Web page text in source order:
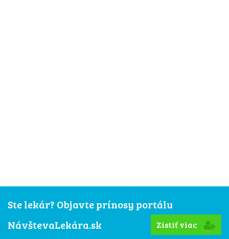
Ste lekár? Objavte prínosy portálu
NávštevaLekára.sk
Zistiť viac